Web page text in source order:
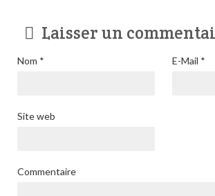
Laisser un
Nom * E-Mail *
Site web
Commentaire